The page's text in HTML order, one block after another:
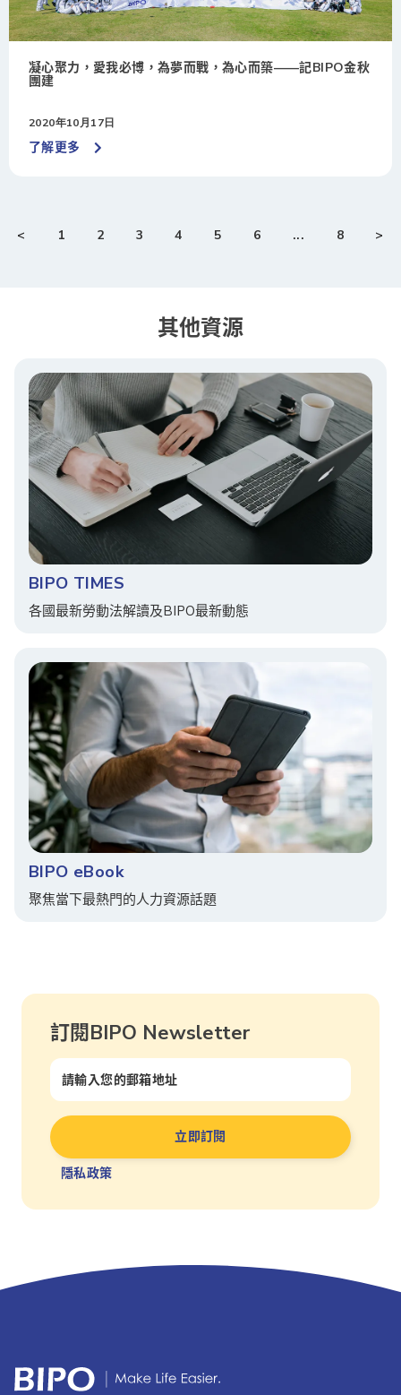
凝心聚力，愛我必博，為夢而戰，為心而築——記BIPO金秋
團建
2020年10月17日
了解更多
< 1 2 3 4 5 6 ... 8 >
其他資源
BIPO TIMES
各國最新勞動法解讀及BIPO最新動態
BIPO eBook
聚焦當下最熱門的人力資源話題
訂閱BIPO Newsletter
隱私政策